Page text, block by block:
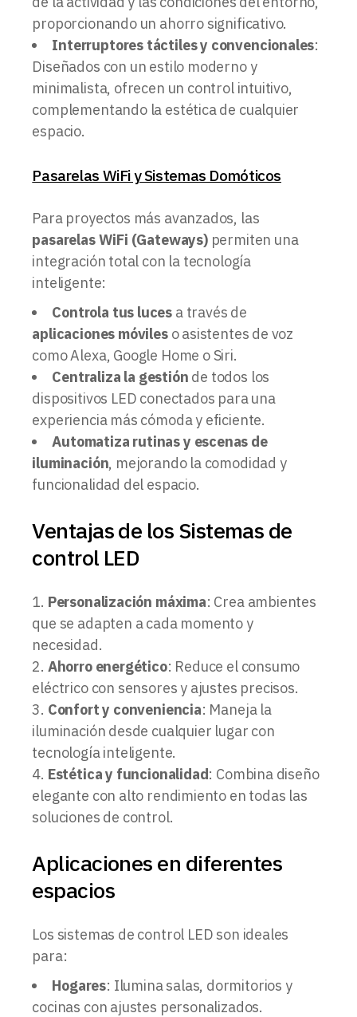
proporcionando un ahorro significativo.
Interruptores táctiles y convencionales:
Diseñados con un estilo moderno y
minimalista, ofrecen un control intuitivo,
complementando la estética de cualquier
espacio.
Pasarelas WiFi y Sistemas Domóticos
Para proyectos más avanzados, las
pasarelas WiFi (Gateways)permiten una
integración total con la tecnología
inteligente:
Controla tus luces a través de
aplicaciones móvileso asistentes de voz
como Alexa, Google Home o Siri.
Centraliza la gestión de todos los
dispositivos LED conectados para una
experiencia más cómoda y eficiente.
Automatiza rutinas y escenas de
iluminación, mejorando la comodidad y
funcionalidad del espacio.
Ventajas de los Sistemas de
control LED
Personalización máxima: Crea ambientes
que se adapten a cada momento y
necesidad.
Ahorro energético: Reduce el consumo
eléctrico con sensores y ajustes precisos.
Confort y conveniencia: Maneja la
iluminación desde cualquier lugar con
tecnología inteligente.
Estética y funcionalidad: Combina diseño
elegante con alto rendimiento en todas las
soluciones de control.
Aplicaciones en diferentes
espacios
Los sistemas de control LED son ideales
para:
Hogares: Ilumina salas, dormitorios y
cocinas con ajustes personalizados.